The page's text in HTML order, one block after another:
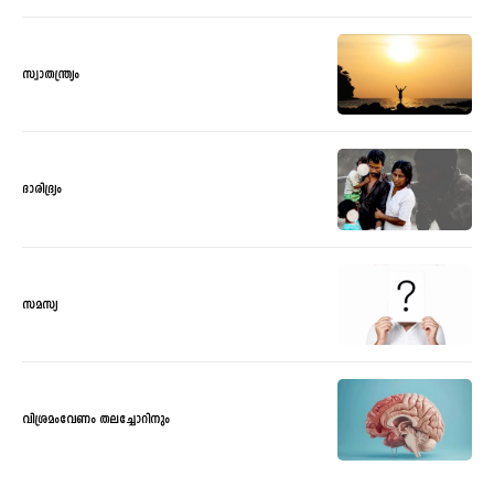
സ്വാതന്ത്ര്യം
ദാരിദ്ര്യം
സമസ്യ
വിശ്രമംവേണം തലച്ചോറിനും